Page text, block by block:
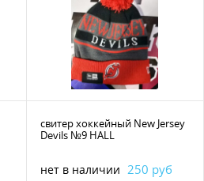
свитер хоккейный New Jersey
Devils №9 HALL
нет в наличии 250 руб